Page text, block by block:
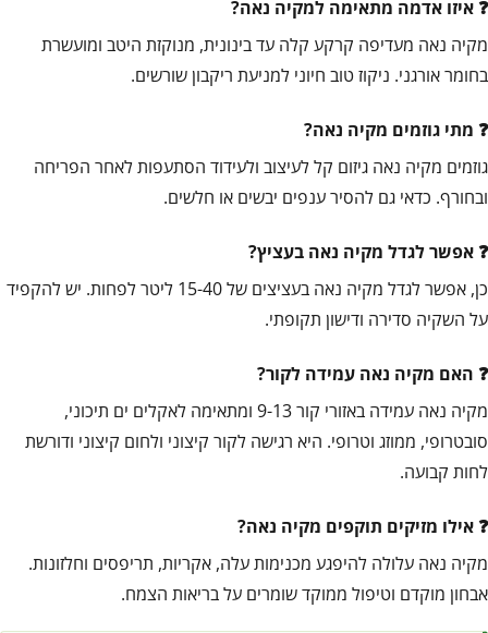
איזו אדמה מתאימה למקיה נאה?
מקיה נאה מעדיפה קרקע קלה עד בינונית, מנוקזת היטב ומועשרת
בחומר אורגני. ניקוז טוב חיוני למניעת ריקבון שורשים.
מתי גוזמים מקיה נאה?
גוזמים מקיה נאה גיזום קל לעיצוב ולעידוד הסתעפות לאחר הפריחה
ובחורף. כדאי גם להסיר ענפים יבשים או חלשים.
אפשר לגדל מקיה נאה בעציץ?
כן, אפשר לגדל מקיה נאה בעציצים של 15-40 ליטר לפחות. יש להקפיד
על השקיה סדירה ודישון תקופתי.
האם מקיה נאה עמידה לקור?
מקיה נאה עמידה באזורי קור 9-13 ומתאימה לאקלים ים תיכוני,
סובטרופי, ממוזג וטרופי. היא רגישה לקור קיצוני ולחום קיצוני ודורשת
לחות קבועה.
אילו מזיקים תוקפים מקיה נאה?
מקיה נאה עלולה להיפגע מכנימות עלה, אקריות, תריפסים וחלזונות.
אבחון מוקדם וטיפול ממוקד שומרים על בריאות הצמח.